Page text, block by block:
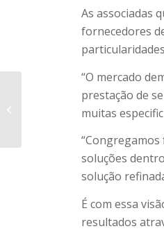
As associadas
fornecedores
“O mercado
prestação de
muitas
soluções
solução
É com essa
resultados
Como funciona o teste